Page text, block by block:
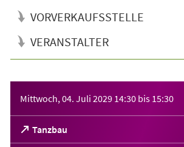
VORVERKAUFSSTELLE
VERANSTALTER
Mittwoch, 04. Juli 2029 14:30 bis 15:30
Tanzbau
(Öffnet
in